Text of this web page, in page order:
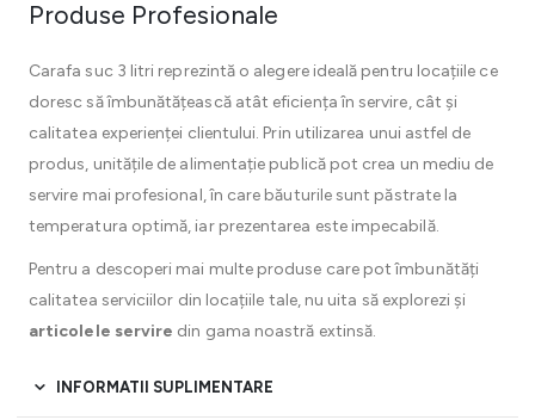
Produse Profesionale
Carafa suc 3 litri reprezintă o alegere ideală pentru locațiile ce
doresc să îmbunătățească atât eficiența în servire, cât și
calitatea experienței clientului. Prin utilizarea unui astfel de
produs, unitățile de alimentație publică pot crea un mediu de
servire mai profesional, în care băuturile sunt păstrate la
temperatura optimă, iar prezentarea este impecabilă.
Pentru a descoperi mai multe produse care pot îmbunătăți
calitatea serviciilor din locațiile tale, nu uita să explorezi și
articolele servire din gama noastră extinsă.
INFORMATII SUPLIMENTARE